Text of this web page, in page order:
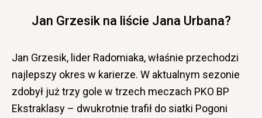
Jan Grzesik na liście Jana Urbana?
Jan Grzesik, lider Radomiaka, właśnie przechodzi
najlepszy okres w karierze. W aktualnym sezonie
zdobył już trzy gole w trzech meczach PKO BP
Ekstraklasy – dwukrotnie trafił do siatki Pogoni